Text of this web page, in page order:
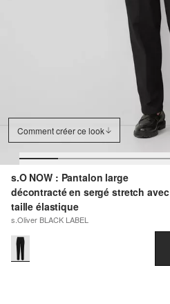
Comment créer ce look
s.O NOW : Pantalon large
décontracté en sergé stretch avec
taille élastique
s.Oliver BLACK LABEL